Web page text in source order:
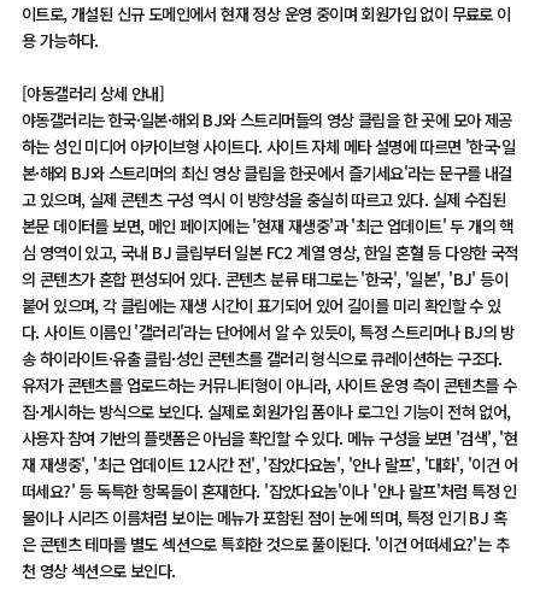
이트로, 개설된 신규 도메인에서 현재 정상 운영 중이며 회원가입 없이 무료로 이
용 가능하다.
[야동갤러리 상세 안내]
야동갤러리는 한국·일본·해외 BJ와 스트리머들의 영상 클립을 한 곳에 모아 제공
하는 성인 미디어 아카이브형 사이트다. 사이트 자체 메타 설명에 따르면 '한국·일
본·해외 BJ와 스트리머의 최신 영상 클립을 한곳에서 즐기세요'라는 문구를 내걸
고 있으며, 실제 콘텐츠 구성 역시 이 방향성을 충실히 따르고 있다. 실제 수집된
본문 데이터를 보면, 메인 페이지에는 '현재 재생중'과 '최근 업데이트' 두 개의 핵
심 영역이 있고, 국내 BJ 클립부터 일본 FC2 계열 영상, 한일 혼혈 등 다양한 국적
의 콘텐츠가 혼합 편성되어 있다. 콘텐츠 분류 태그로는 '한국', '일본', 'BJ' 등이
붙어 있으며, 각 클립에는 재생 시간이 표기되어 있어 길이를 미리 확인할 수 있
다. 사이트 이름인 '갤러리'라는 단어에서 알 수 있듯이, 특정 스트리머나 BJ의 방
송 하이라이트·유출 클립·성인 콘텐츠를 갤러리 형식으로 큐레이션하는 구조다.
유저가 콘텐츠를 업로드하는 커뮤니티형이 아니라, 사이트 운영 측이 콘텐츠를 수
집·게시하는 방식으로 보인다. 실제로 회원가입 폼이나 로그인 기능이 전혀 없어,
사용자 참여 기반의 플랫폼은 아님을 확인할 수 있다. 메뉴 구성을 보면 '검색', '현
재 재생중', '최근 업데이트 12시간 전', '잡았다요놈', '안나 랄프', '대화', '이건 어
떠세요?' 등 독특한 항목들이 혼재한다. '잡았다요놈'이나 '안나 랄프'처럼 특정 인
물이나 시리즈 이름처럼 보이는 메뉴가 포함된 점이 눈에 띄며, 특정 인기 BJ 혹
은 콘텐츠 테마를 별도 섹션으로 특화한 것으로 풀이된다. '이건 어떠세요?'는 추
천 영상 섹션으로 보인다.